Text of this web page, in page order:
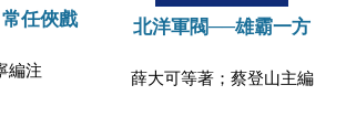
任俠戲
編注
北洋軍閥──雄霸一方
薛大可等著；蔡登山主編